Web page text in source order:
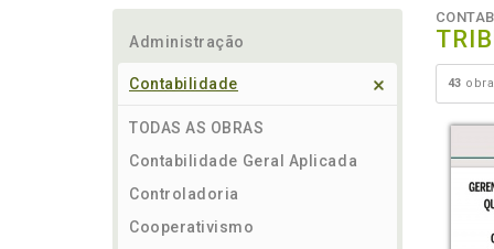
Administração
Contabilidade
TODAS AS OBRAS
Contabilidade Geral Aplicada
Controladoria
Cooperativismo
43